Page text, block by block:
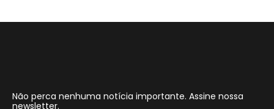
Não perca nenhuma notícia importante. Assine nossa
newsletter.